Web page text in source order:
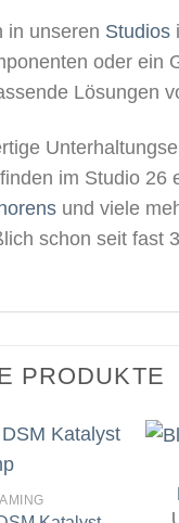
in unseren Studios
oder ein
Lösungen
im Studio 26
und viele
schon seit fast
PRODUKTE